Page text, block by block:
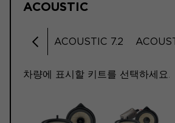
ACOUSTIC
왼쪽으로 스크롤
6.2 ACOUSTIC 7.2
차량에 표시할 키트를 선택하세요.